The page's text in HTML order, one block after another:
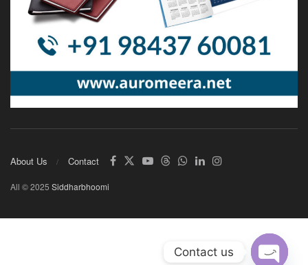
About Us Contact
All © 2025 Siddharbhoomi
Contact us